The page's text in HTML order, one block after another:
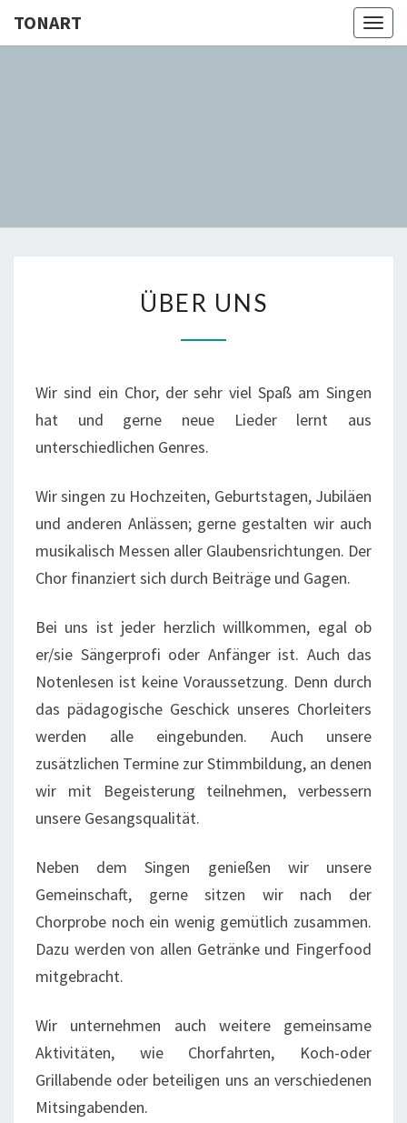
TONART
UNS
ÜBER UNS
Wir sind ein Chor, der sehr viel Spaß am Singen
hat und gerne neue Lieder lernt aus
unterschiedlichen Genres.
Wir singen zu Hochzeiten, Geburtstagen, Jubiläen
und anderen Anlässen; gerne gestalten wir auch
musikalisch Messen aller Glaubensrichtungen. Der
Chor finanziert sich durch Beiträge und Gagen.
Bei uns ist jeder herzlich willkommen, egal ob
er/sie Sängerprofi oder Anfänger ist. Auch das
Notenlesen ist keine Voraussetzung. Denn durch
das pädagogische Geschick unseres Chorleiters
werden alle eingebunden. Auch unsere
zusätzlichen Termine zur Stimmbildung, an denen
wir mit Begeisterung teilnehmen, verbessern
unsere Gesangsqualität.
Neben dem Singen genießen wir unsere
Gemeinschaft, gerne sitzen wir nach der
Chorprobe noch ein wenig gemütlich zusammen.
Dazu werden von allen Getränke und Fingerfood
mitgebracht.
Wir unternehmen auch weitere gemeinsame
Aktivitäten, wie Chorfahrten, Koch-oder
Grillabende oder beteiligen uns an verschiedenen
Mitsingabenden.